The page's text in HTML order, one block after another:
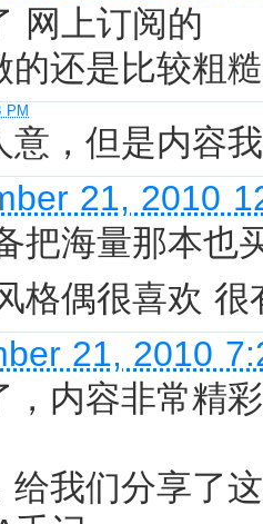
网上订阅的
的还是比较粗
PM
意，但是内容
21, 2010
把海量那本也
格偶很喜欢 很
21, 2010
，内容非常精
给我们分享了